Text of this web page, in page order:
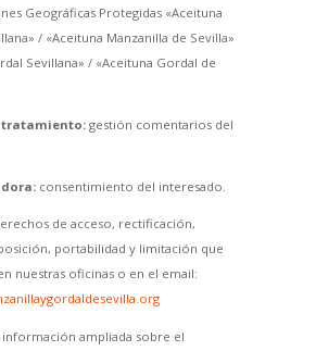
Geográficas Protegidas «Aceituna
/ «Aceituna Manzanilla de Sevilla»
Sevillana» / «Aceituna Gordal de
gestión comentarios del
consentimiento del interesado.
de acceso, rectificación,
portabilidad y limitación que
nuestras oficinas o en el email:
ampliada sobre el